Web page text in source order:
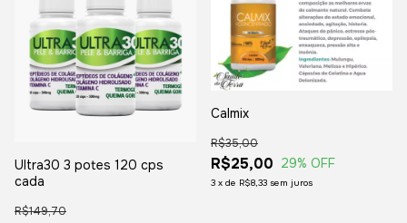
Ultra30 3 potes 120 cps
cada
R$149,70
Calmix
R$25,00
R$35,00
29% OFF
3 x de R$8,33 sem juros